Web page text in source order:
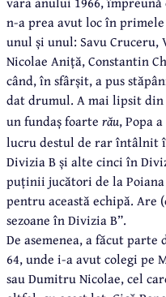
n-a prea avut loc în
unul și unul: Savu Cruceru,
Nicolae Aniță, Constantin
când, în sfârșit, a pus
dat drumul. A mai lipsit din
un fundaș foarte rău, Popa
lucru destul de rar întâlnit
Divizia B și alte cinci în
puținii jucători de la
pentru această echipă. Are
sezoane în Divizia B”.
De asemenea, a făcut
64, unde i-a avut colegi pe
sau Dumitru Nicolae, cel